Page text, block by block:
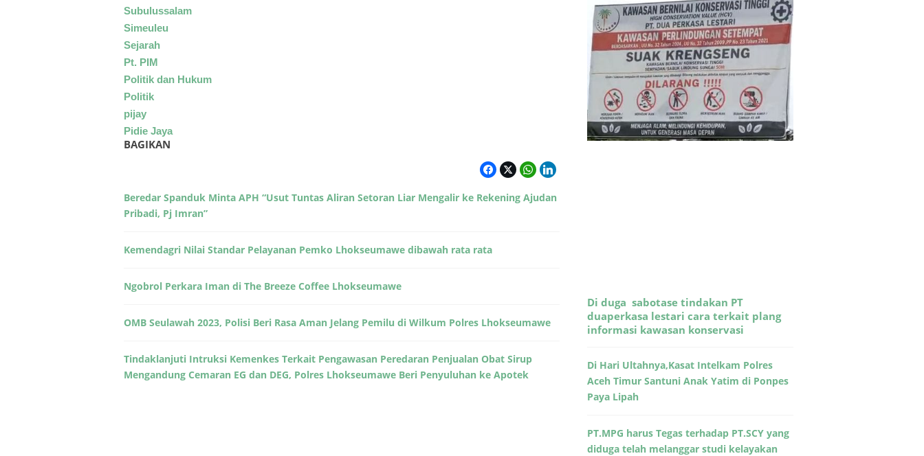
Subulussalam
Simeuleu
Sejarah
Pt. PIM
Politik dan Hukum
Politik
pijay
Pidie Jaya
BAGIKAN
Beredar Spanduk Minta APH “Usut Tuntas Aliran Setoran Liar Mengalir ke Rekening Ajudan
Pribadi, Pj Imran”
Kemendagri Nilai Standar Pelayanan Pemko Lhokseumawe dibawah rata rata
Ngobrol Perkara Iman di The Breeze Coffee Lhokseumawe
OMB Seulawah 2023, Polisi Beri Rasa Aman Jelang Pemilu di Wilkum Polres Lhokseumawe
Tindaklanjuti Intruksi Kemenkes Terkait Pengawasan Peredaran Penjualan Obat Sirup
Mengandung Cemaran EG dan DEG, Polres Lhokseumawe Beri Penyuluhan ke Apotek
Di duga sabotase tindakan PT
duaperkasa lestari cara terkait plang
informasi kawasan konservasi
Di Hari Ultahnya,Kasat Intelkam Polres
Aceh Timur Santuni Anak Yatim di Ponpes
Paya Lipah
PT.MPG harus Tegas terhadap PT.SCY yang
diduga telah melanggar studi kelayakan